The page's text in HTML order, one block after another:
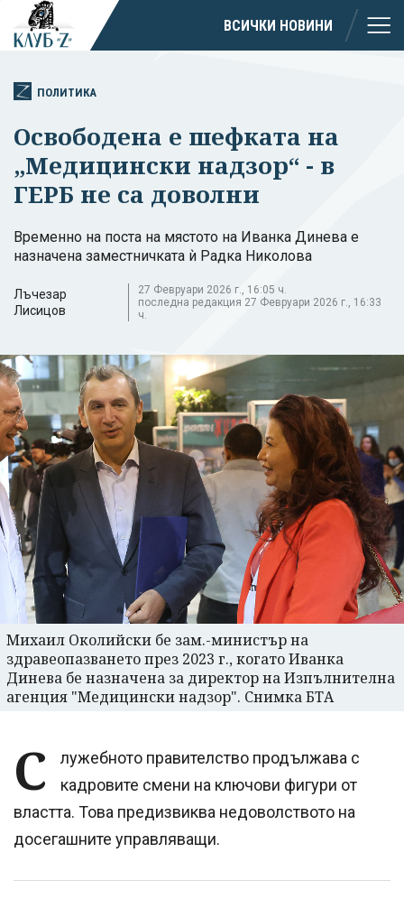
ВСИЧКИ НОВИНИ
ПОЛИТИКА
Освободена е шефката на
„Медицински надзор“ - в
ГЕРБ не са доволни
Временно на поста на мястото на Иванка Динева е
назначена заместничката ѝ Радка Николова
Лъчезар
Лисицов
27 Февруари 2026 г., 16:05 ч.
последна редакция 27 Февруари 2026 г., 16:33
ч.
Михаил Околийски бе зам.-министър на
здравеопазването през 2023 г., когато Иванка
Динева бе назначена за директор на Изпълнителна
агенция "Медицински надзор". Снимка БТА
С
лужебното правителство продължава с
кадровите смени на ключови фигури от
властта. Това предизвиква недоволството на
досегашните управляващи.